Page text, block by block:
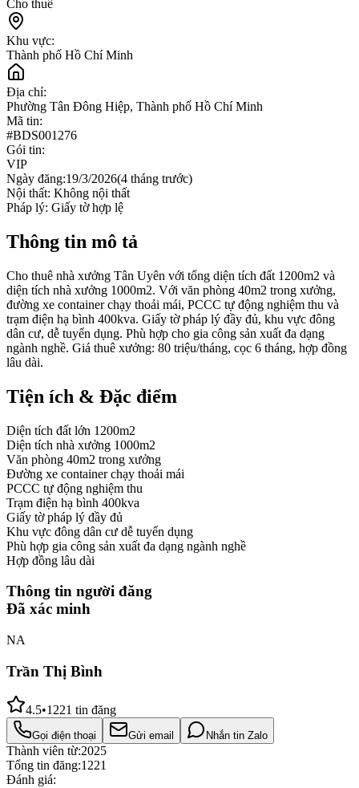
Cho thuê
Khu vực:
Thành phố Hồ Chí Minh
Địa chỉ:
Phường Tân Đông Hiệp, Thành phố Hồ Chí Minh
Mã tin:
#BDS001276
Gói tin:
VIP
Ngày đăng:19/3/2026(4 tháng trước)
Nội thất: Không nội thất
Pháp lý: Giấy tờ hợp lệ
Thông tin mô tả
Cho thuê nhà xưởng Tân Uyên với tổng diện tích đất 1200m2 và
diện tích nhà xưởng 1000m2. Với văn phòng 40m2 trong xưởng,
đường xe container chạy thoải mái, PCCC tự động nghiệm thu và
trạm điện hạ bình 400kva. Giấy tờ pháp lý đầy đủ, khu vực đông
dân cư, dễ tuyển dụng. Phù hợp cho gia công sản xuất đa dạng
ngành nghề. Giá thuê xưởng: 80 triệu/tháng, cọc 6 tháng, hợp đồng
lâu dài.
Tiện ích & Đặc điểm
Diện tích đất lớn 1200m2
Diện tích nhà xưởng 1000m2
Văn phòng 40m2 trong xưởng
Đường xe container chạy thoải mái
PCCC tự động nghiệm thu
Trạm điện hạ bình 400kva
Giấy tờ pháp lý đầy đủ
Khu vực đông dân cư dễ tuyển dụng
Phù hợp gia công sản xuất đa dạng ngành nghề
Hợp đồng lâu dài
Thông tin người đăng
Đã xác minh
NA
Trần Thị Bình
4.5•1221 tin đăng
Gọi điện thoại Gửi email Nhắn tin Zalo
Thành viên từ:2025
Tổng tin đăng:1221
Đánh giá: